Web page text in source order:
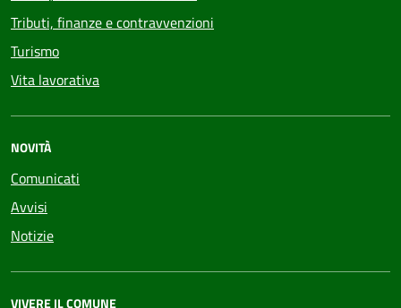
Tributi, finanze e contravvenzioni
Turismo
Vita lavorativa
NOVITÀ
Comunicati
Avvisi
Notizie
VIVERE IL COMUNE